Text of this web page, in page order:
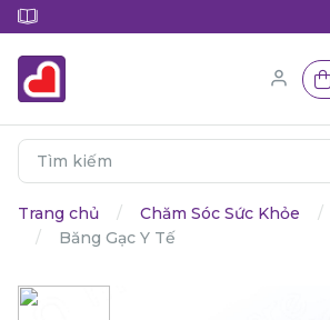
Trang chủ Chăm Sóc Sức Khỏe
Băng Gạc Y Tế